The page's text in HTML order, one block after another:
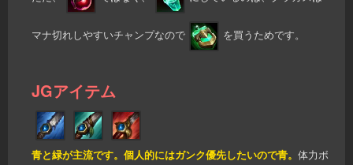
マナ切れしやすいチャンプなので を買うためです。
JGアイテム
青と緑が主流です。個人的にはガンク優先したいので青。 体力ボ